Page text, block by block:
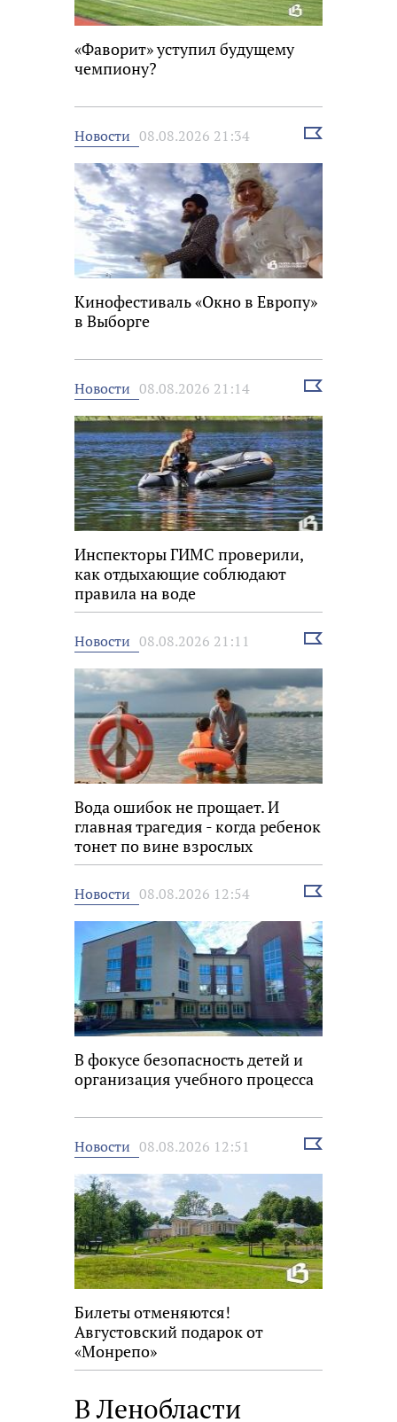
«Фаворит» уступил будущему
чемпиону?
Новости 08.08.2026 21:34
Выбрать
Кинофестиваль «Окно в Европу»
в Выборге
Новости 08.08.2026 21:14
Выбрать
Инспекторы ГИМС проверили,
как отдыхающие соблюдают
правила на воде
Новости 08.08.2026 21:11
Выбрать
Вода ошибок не прощает. И
главная трагедия - когда ребенок
тонет по вине взрослых
Новости 08.08.2026 12:54
Выбрать
В фокусе безопасность детей и
организация учебного процесса
Новости 08.08.2026 12:51
Выбрать
Билеты отменяются!
Августовский подарок от
«Монрепо»
В Ленобласти